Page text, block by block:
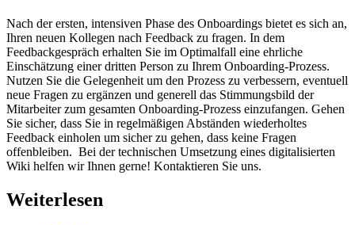
Nach der ersten, intensiven Phase des Onboardings bietet es sich an,
Ihren neuen Kollegen nach Feedback zu fragen. In dem
Feedbackgespräch erhalten Sie im Optimalfall eine ehrliche
Einschätzung einer dritten Person zu Ihrem Onboarding-Prozess.
Nutzen Sie die Gelegenheit um den Prozess zu verbessern, eventuell
neue Fragen zu ergänzen und generell das Stimmungsbild der
Mitarbeiter zum gesamten Onboarding-Prozess einzufangen. Gehen
Sie sicher, dass Sie in regelmäßigen Abständen wiederholtes
Feedback einholen um sicher zu gehen, dass keine Fragen
offenbleiben. Bei der technischen Umsetzung eines digitalisierten
Wiki helfen wir Ihnen gerne! Kontaktieren Sie uns.
Weiterlesen